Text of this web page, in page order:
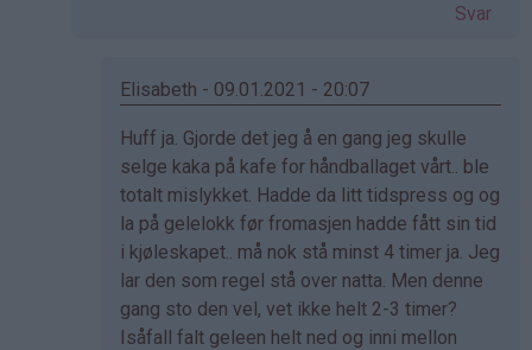
Svar
Elisabeth - 09.01.2021 - 20:07
Som
svar
på
av
Eli
(ikke
bekreftet)
Huff ja. Gjorde det jeg å en gang jeg skulle
selge kaka på kafe for håndballaget vårt.. ble
totalt mislykket. Hadde da litt tidspress og og
la på gelelokk før fromasjen hadde fått sin tid
i kjøleskapet.. må nok stå minst 4 timer ja. Jeg
lar den som regel stå over natta. Men denne
gang sto den vel, vet ikke helt 2-3 timer?
Isåfall falt geleen helt ned og inni mellon